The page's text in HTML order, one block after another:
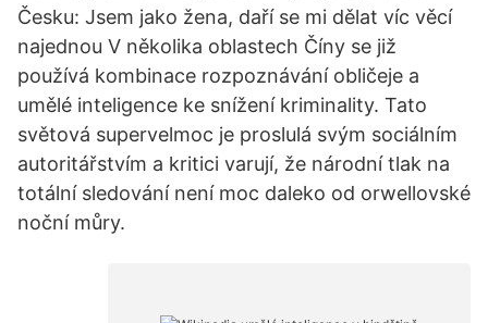
Česku: Jsem jako žena, daří se mi dělat víc věcí
najednou V několika oblastech Číny se již
používá kombinace rozpoznávání obličeje a
umělé inteligence ke snížení kriminality. Tato
světová supervelmoc je proslulá svým sociálním
autoritářstvím a kritici varují, že národní tlak na
totální sledování není moc daleko od orwellovské
noční můry.